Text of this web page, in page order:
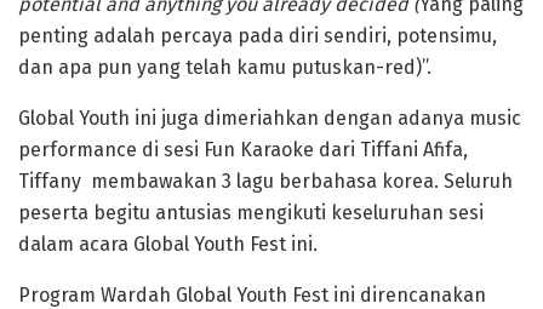
potential and anything you already decided(Yang paling
penting adalah percaya pada diri sendiri, potensimu,
dan apa pun yang telah kamu putuskan-red)”.
Global Youth ini juga dimeriahkan dengan adanya music
performance di sesi Fun Karaoke dari Tiffani Afifa,
Tiffany membawakan 3 lagu berbahasa korea. Seluruh
peserta begitu antusias mengikuti keseluruhan sesi
dalam acara Global Youth Fest ini.
Program Wardah Global Youth Fest ini direncanakan